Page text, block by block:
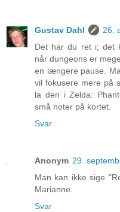
Gustav Dahl
26.
Det har du ret i; det
når dungeons er
en længere pause.
vil fokusere mere på
la den i Zelda:
små noter på kortet.
Svar
Anonym 29.
Man kan ikke sige
Marianne.
Svar